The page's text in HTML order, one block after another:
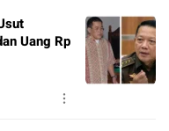
Uang Rp